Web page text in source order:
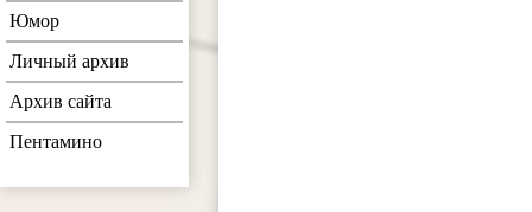
Юмор
Личный архив
Архив сайта
Пентамино